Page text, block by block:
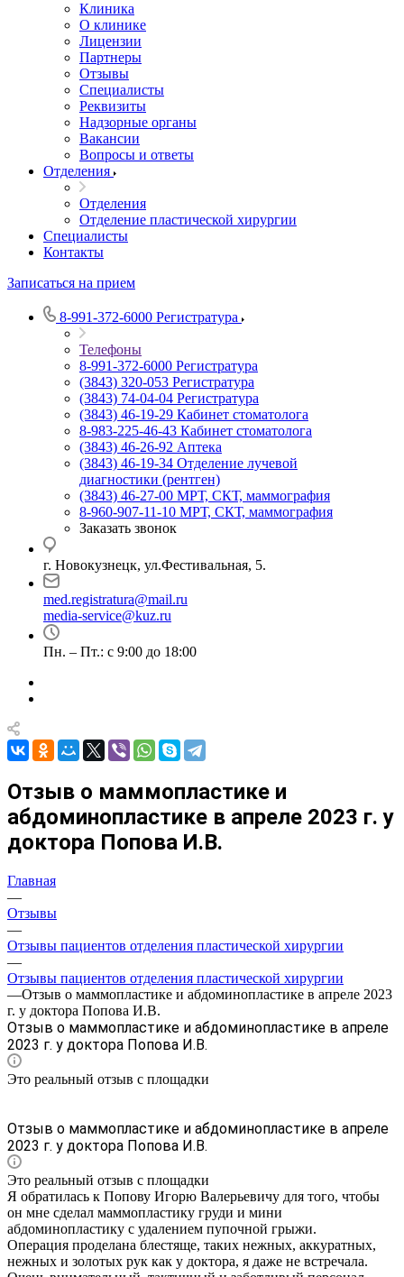
Клиника
О клинике
Лицензии
Партнеры
Отзывы
Специалисты
Реквизиты
Надзорные органы
Вакансии
Вопросы и ответы
Отделения
Отделения
Отделение пластической хирургии
Специалисты
Контакты
Записаться на прием
8-991-372-6000 Регистратура
Телефоны
8-991-372-6000 Регистратура
(3843) 320-053 Регистратура
(3843) 74-04-04 Регистратура
(3843) 46-19-29 Кабинет стоматолога
8-983-225-46-43 Кабинет стоматолога
(3843) 46-26-92 Аптека
(3843) 46-19-34 Отделение лучевой
диагностики (рентген)
(3843) 46-27-00 МРТ, СКТ, маммография
8-960-907-11-10 МРТ, СКТ, маммография
Заказать звонок
г. Новокузнецк, ул.Фестивальная, 5.
med.registratura@mail.ru
media-service@kuz.ru
Пн. – Пт.: с 9:00 до 18:00
Отзыв о маммопластике и
абдоминопластике в апреле 2023 г. у
доктора Попова И.В.
Главная
—
Отзывы
—
Отзывы пациентов отделения пластической хирургии
—
Отзывы пациентов отделения пластической хирургии
—Отзыв о маммопластике и абдоминопластике в апреле 2023
г. у доктора Попова И.В.
Отзыв о маммопластике и абдоминопластике в апреле
2023 г. у доктора Попова И.В.
Это реальный отзыв с площадки
Отзыв о маммопластике и абдоминопластике в апреле
2023 г. у доктора Попова И.В.
Это реальный отзыв с площадки
Я обратилась к Попову Игорю Валерьевичу для того, чтобы
он мне сделал маммопластику​ груди и мини
абдоминопластику​ с удалением пупочной грыжи.
Операция проделана блестяще, таких нежных, аккуратных,
нежных и золотых рук как у доктора, я даже не встречала.